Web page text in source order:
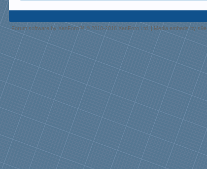
Forum software by XenForo™© 2010-2018 XenForo Ltd. | Media embeds by s9e